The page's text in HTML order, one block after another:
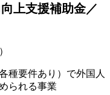
上支援補助金／
種要件あり）で外国人
られる事業